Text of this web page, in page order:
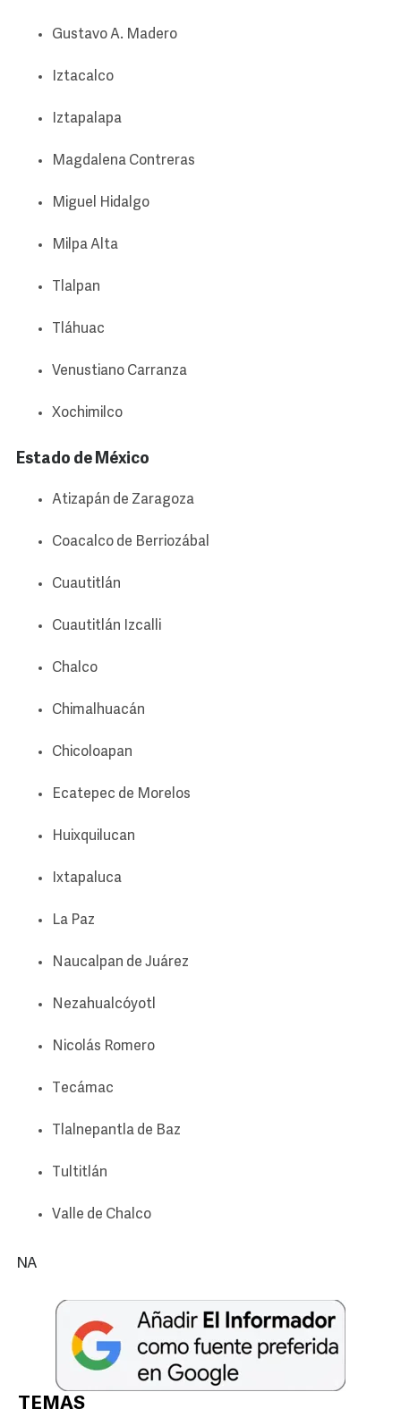
Gustavo A. Madero
Iztacalco
Iztapalapa
Magdalena Contreras
Miguel Hidalgo
Milpa Alta
Tlalpan
Tláhuac
Venustiano Carranza
Xochimilco
Estado de México
Atizapán de Zaragoza
Coacalco de Berriozábal
Cuautitlán
Cuautitlán Izcalli
Chalco
Chimalhuacán
Chicoloapan
Ecatepec de Morelos
Huixquilucan
Ixtapaluca
La Paz
Naucalpan de Juárez
Nezahualcóyotl
Nicolás Romero
Tecámac
Tlalnepantla de Baz
Tultitlán
Valle de Chalco
NA
TEMAS